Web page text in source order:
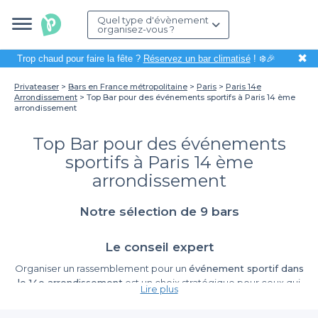
Quel type d'évènement
organisez-vous ?
Trop chaud pour faire la fête ? Réservez un bar climatisé! ❄️🎉 ✖
Privateaser Bars en France métropolitaine Paris
Paris 14e
Arrondissement
Top Bar pour des événements sportifs à Paris 14 ème
arrondissement
Top Bar pour des événements
sportifs à Paris 14 ème
arrondissement
Notre sélection de 9 bars
Le conseil expert
Organiser un rassemblement pour un événement sportif dans
le 14e arrondissement est un choix stratégique pour ceux qui
apprécient l'authenticité d'un quartier de vie mêlée à la ferveur
Lire plus